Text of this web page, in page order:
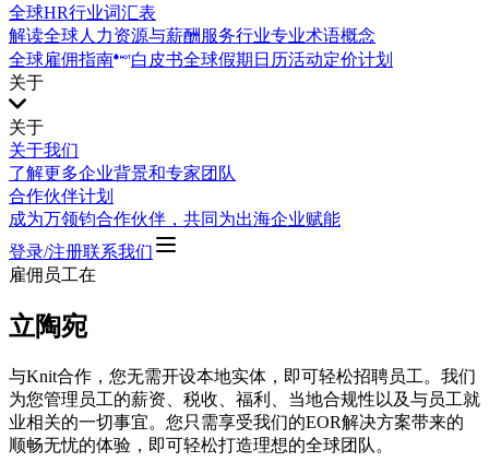
全球HR行业词汇表
解读全球人力资源与薪酬服务行业专业术语概念
全球雇佣指南
白皮书全球假期日历活动定价计划
关于
关于
关于我们
了解更多企业背景和专家团队
合作伙伴计划
成为万领钧合作伙伴，共同为出海企业赋能
登录/注册联系我们
雇佣员工在
立陶宛
与Knit合作，您无需开设本地实体，即可轻松招聘员工。我们
为您管理员工的薪资、税收、福利、当地合规性以及与员工就
业相关的一切事宜。您只需享受我们的EOR解决方案带来的
顺畅无忧的体验，即可轻松打造理想的全球团队。